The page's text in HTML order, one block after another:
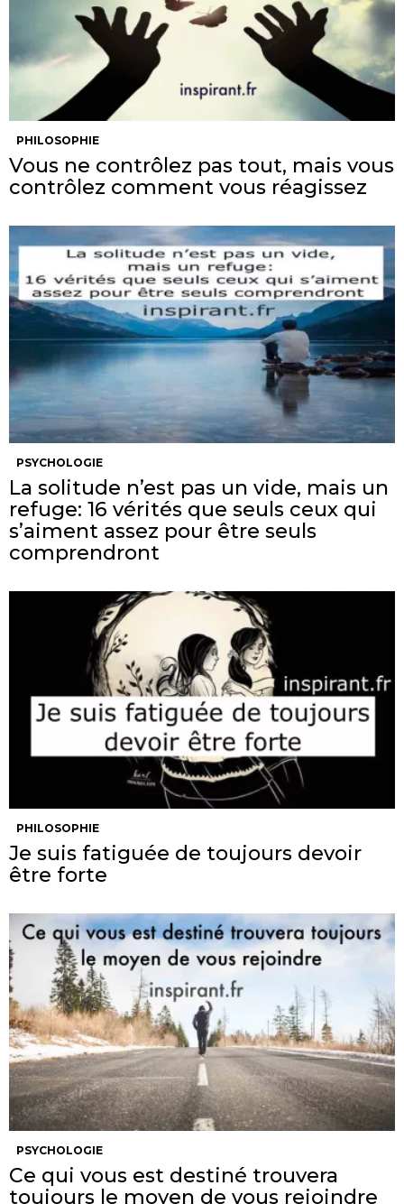
PHILOSOPHIE
Vous ne contrôlez pas tout, mais vous
contrôlez comment vous réagissez
PSYCHOLOGIE
La solitude n’est pas un vide, mais un
refuge: 16 vérités que seuls ceux qui
s’aiment assez pour être seuls
comprendront
PHILOSOPHIE
Je suis fatiguée de toujours devoir
être forte
PSYCHOLOGIE
Ce qui vous est destiné trouvera
toujours le moyen de vous rejoindre